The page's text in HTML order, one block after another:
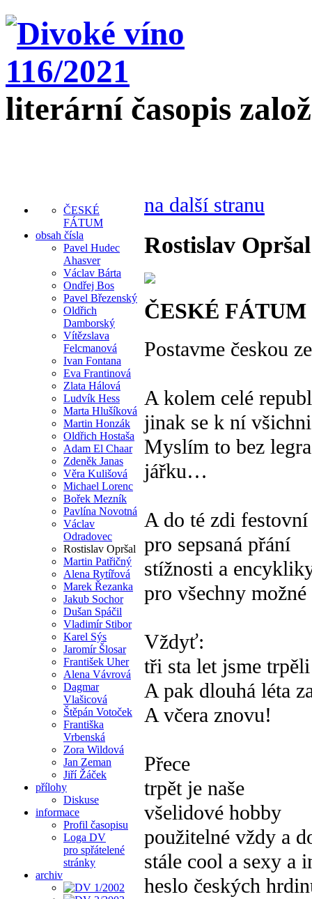
literární časopis
ČESKÉ
FÁTUM
obsah čísla
Pavel Hudec
Ahasver
Václav Bárta
Ondřej Bos
Pavel Březenský
Oldřich
Damborský
Vítězslava
Felcmanová
Ivan Fontana
Eva Frantinová
Zlata Hálová
Ludvík Hess
Marta Hlušíková
Martin Honzák
Oldřich Hostaša
Adam El Chaar
Zdeněk Janas
Věra Kulišová
Michael Lorenc
Bořek Mezník
Pavlína Novotná
Václav
Odradovec
Rostislav Opršal
Martin Patřičný
Alena Rytířová
Marek Řezanka
Jakub Sochor
Dušan Spáčil
Vladimír Stibor
Karel Sýs
Jaromír Šlosar
František Uher
Alena Vávrová
Dagmar
Vlašicová
Štěpán Votoček
Františka
Vrbenská
Zora Wildová
Jan Zeman
Jiří Žáček
přílohy
Diskuse
informace
Profil časopisu
Loga DV
pro spřátelené
stránky
archiv
na další stranu
Rostislav Opršal
ČESKÉ FÁTUM
Postavme českou
A kolem celé
jinak se k ní
Myslím to bez
jářku…
A do té zdi
pro sepsaná přání
stížnosti a
pro všechny možné
Vždyť:
tři sta let jsme
A pak dlouhá léta
A včera znovu!
Přece
trpět je naše
všelidové hobby
použitelné vždy a
stále cool a sexy a
heslo českých